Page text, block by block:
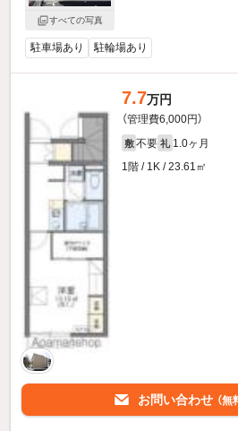
すべての写真
駐車場あり 駐輪場あり
7.7万円
（管理費6,000円）
敷 不要 礼 1.0ヶ月
1階 / 1K / 23.61㎡
お問い合わせ （無